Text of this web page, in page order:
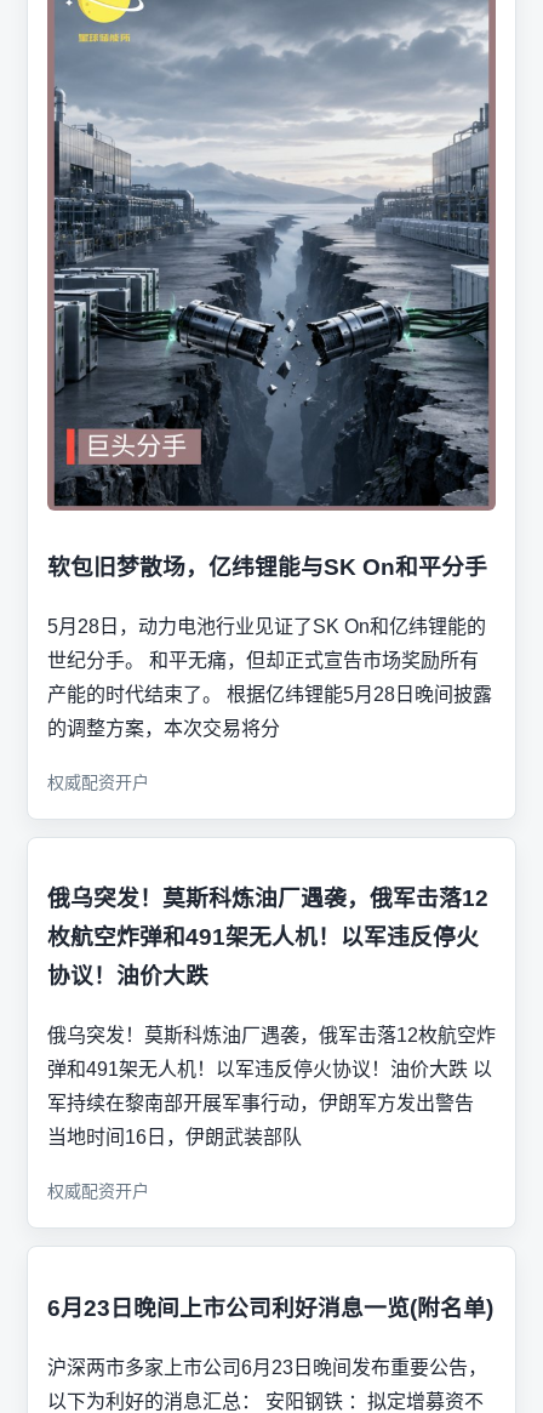
软包旧梦散场，亿纬锂能与SK On和平分手
5月28日，动力电池行业见证了SK On和亿纬锂能的
世纪分手。 和平无痛，但却正式宣告市场奖励所有
产能的时代结束了。 根据亿纬锂能5月28日晚间披露
的调整方案，本次交易将分
权威配资开户
俄乌突发！莫斯科炼油厂遇袭，俄军击落12
枚航空炸弹和491架无人机！以军违反停火
协议！油价大跌
俄乌突发！莫斯科炼油厂遇袭，俄军击落12枚航空炸
弹和491架无人机！以军违反停火协议！油价大跌 以
军持续在黎南部开展军事行动，伊朗军方发出警告
当地时间16日，伊朗武装部队
权威配资开户
6月23日晚间上市公司利好消息一览(附名单)
沪深两市多家上市公司6月23日晚间发布重要公告，
以下为利好的消息汇总： 安阳钢铁 ：拟定增募资不